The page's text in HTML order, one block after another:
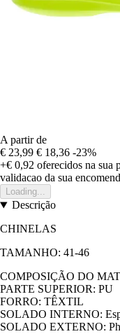
A partir de
€ 23,99 € 18,36 -23%
+€ 0,92 oferecidos na sua
validacao da sua
Loading...
Descrição
CHINELAS
TAMANHO: 41-46
COMPOSIÇÃO DO
PARTE SUPERIOR: PU
FORRO: TÊXTIL
SOLADO INTERNO:
SOLADO EXTERNO: